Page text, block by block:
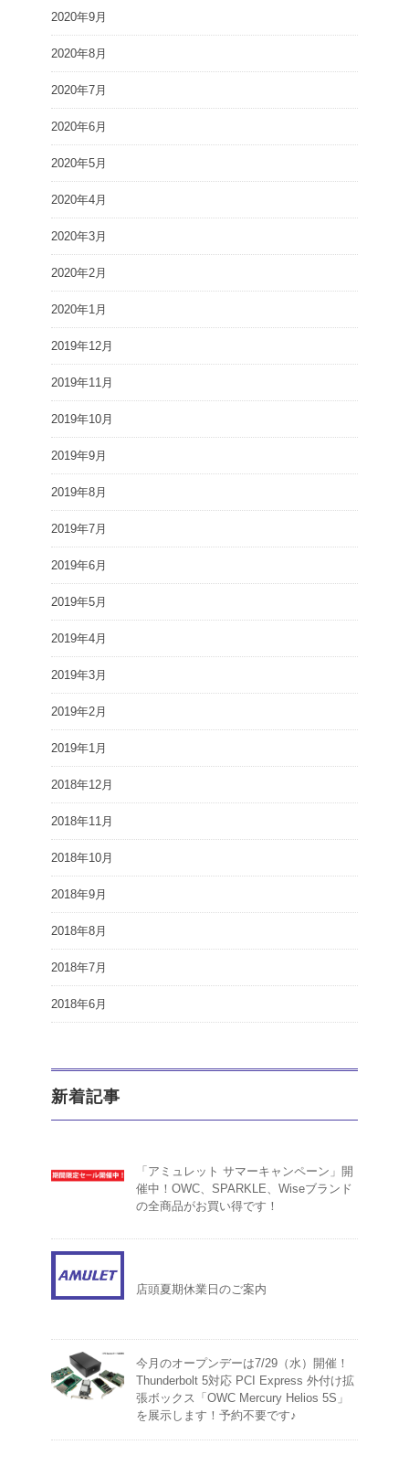
2020年9月
2020年8月
2020年7月
2020年6月
2020年5月
2020年4月
2020年3月
2020年2月
2020年1月
2019年12月
2019年11月
2019年10月
2019年9月
2019年8月
2019年7月
2019年6月
2019年5月
2019年4月
2019年3月
2019年2月
2019年1月
2018年12月
2018年11月
2018年10月
2018年9月
2018年8月
2018年7月
2018年6月
新着記事
「アミュレット サマーキャンペーン」開
催中！OWC、SPARKLE、Wiseブランド
の全商品がお買い得です！
店頭夏期休業日のご案内
今月のオープンデーは7/29（水）開催！
Thunderbolt 5対応 PCI Express 外付け拡
張ボックス「OWC Mercury Helios 5S」
を展示します！予約不要です♪